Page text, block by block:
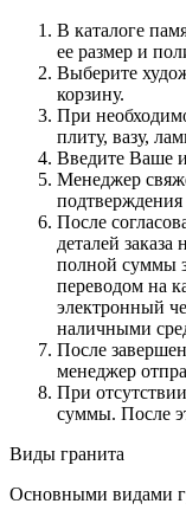
В каталоге
ее размер и
Выберите
корзину.
При
плиту, вазу,
Введите Ваше
Менеджер
подтверждения
После
деталей
полной суммы
переводом на
электронный
наличными
После
менеджер
При
суммы. После
Виды гранита
Основными видами